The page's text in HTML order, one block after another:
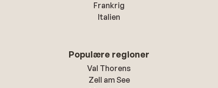
Frankrig
Italien
Populære regioner
Val Thorens
Zell am See